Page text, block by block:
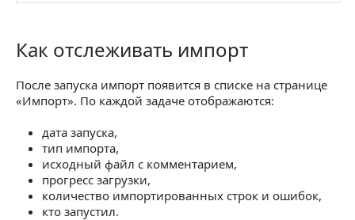
Как отслеживать импорт
Как отслеживать импорт
После запуска импорт появится в списке на странице
«Импорт». По каждой задаче отображаются:
дата запуска,
тип импорта,
исходный файл с комментарием,
прогресс загрузки,
количество импортированных строк и ошибок,
кто запустил.